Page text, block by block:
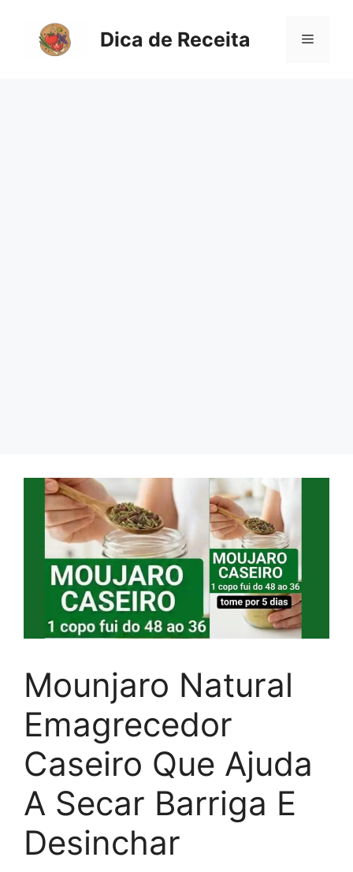
Dica de Receita Menu
Mounjaro Natural
Emagrecedor
Caseiro Que Ajuda
A Secar Barriga E
Desinchar